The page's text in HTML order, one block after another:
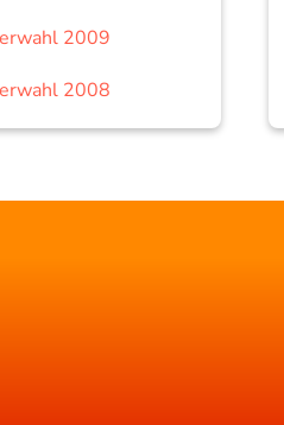
2009
2008